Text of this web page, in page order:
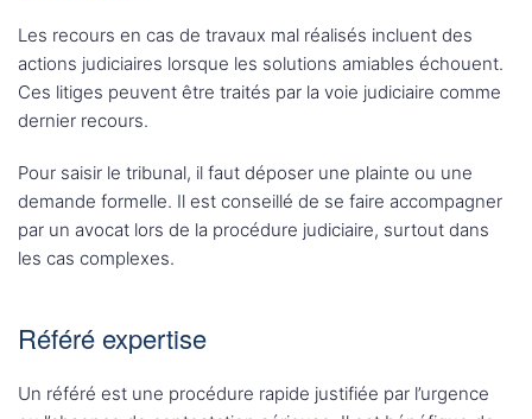
Les recours en cas de travaux mal réalisés incluent des
actions judiciaires lorsque les solutions amiables échouent.
Ces litiges peuvent être traités par la voie judiciaire comme
dernier recours.
Pour saisir le tribunal, il faut déposer une plainte ou une
demande formelle. Il est conseillé de se faire accompagner
par un avocat lors de la procédure judiciaire, surtout dans
les cas complexes.
Référé expertise
Un référé est une procédure rapide justifiée par l’urgence